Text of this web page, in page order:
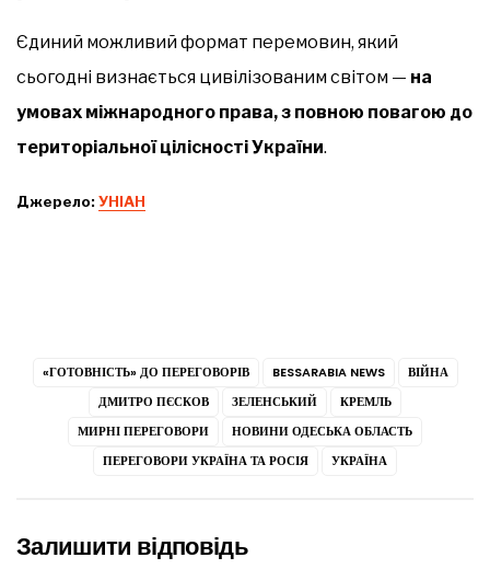
Єдиний можливий формат перемовин, який
сьогодні визнається цивілізованим світом — на
умовах міжнародного права, з повною повагою до
територіальної цілісності України.
Джерело: УНІАН
«ГОТОВНІСТЬ» ДО ПЕРЕГОВОРІВ BESSARABIA NEWS
ВІЙНА
ДМИТРО ПЄСКОВ
ЗЕЛЕНСЬКИЙ
КРЕМЛЬ
МИРНІ ПЕРЕГОВОРИ
НОВИНИ ОДЕСЬКА ОБЛАСТЬ
ПЕРЕГОВОРИ УКРАЇНА ТА РОСІЯ
УКРАЇНА
Залишити відповідь